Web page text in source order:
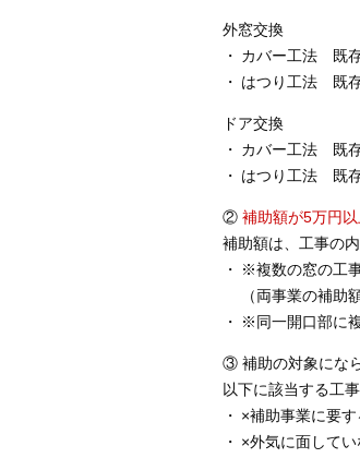
外窓交換
カバー工法 既存
はつり工法 既
ドア交換
カバー工法 既存
はつり工法 既
② 補助額が5万円以
補助額は、工事の
※複数の窓の工
（両事業の補助
※同一開口部に
③ 補助の対象にな
以下に該当する工
×補助事業に要
×外気に面して